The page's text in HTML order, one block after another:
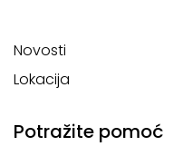
Novosti
Lokacija
Potražite pomoć